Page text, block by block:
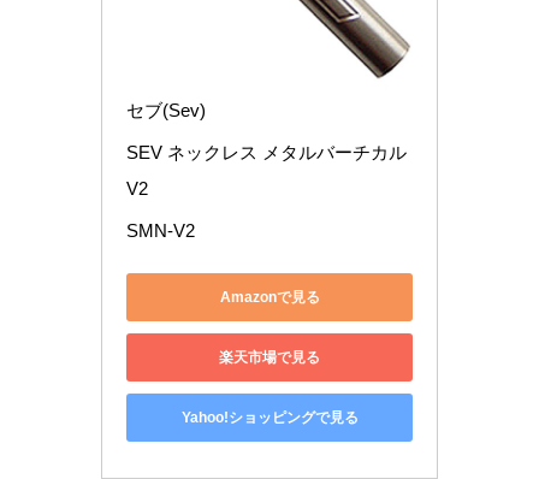
セブ(Sev)
SEV ネックレス メタルバーチカル
V2
SMN-V2
Amazonで見る
楽天市場で見る
Yahoo!ショッピングで見る